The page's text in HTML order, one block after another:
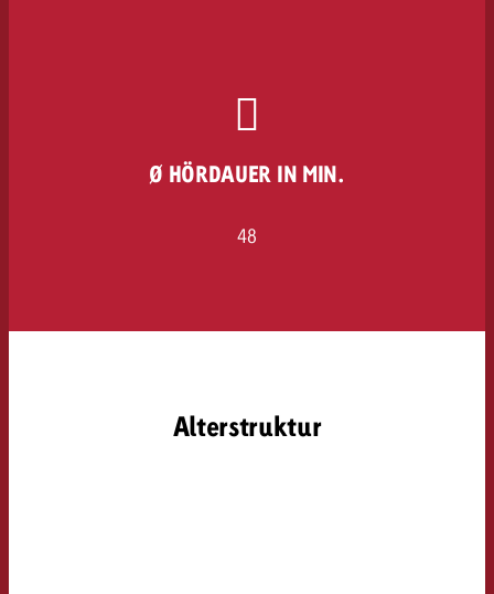
Ø HÖRDAUER IN MIN.
48
Alterstruktur